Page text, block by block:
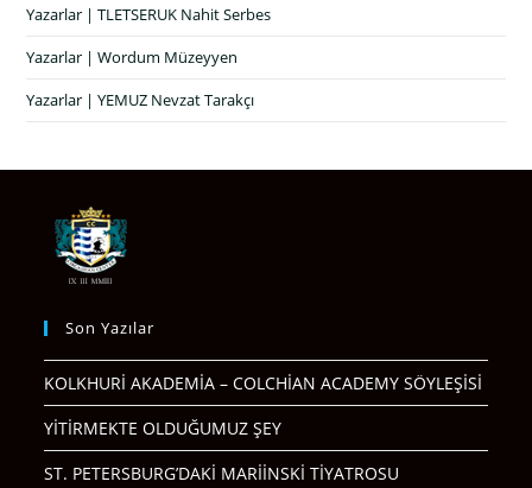
Yazarlar | TLETSERUK Nahit Serbes
Yazarlar | Wordum Müzeyyen
Yazarlar | YEMUZ Nevzat Tarakçı
Son Yazılar
KOLKHURİ AKADEMİA – COLCHİAN ACADEMY SÖYLEŞİSİ
YİTİRMEKTE OLDUĞUMUZ ŞEY
ST. PETERSBURG’DAKİ MARİİNSKİ TİYATROSU